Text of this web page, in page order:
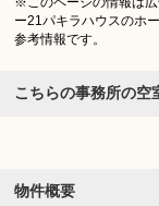
ー21パキラハウスのホ
参考情報です。
こちらの事務所の空
物件概要